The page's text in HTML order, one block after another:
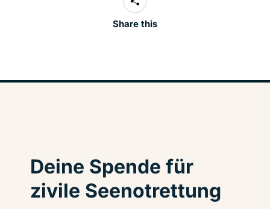
Share this
Deine Spende für
zivile Seenotrettung